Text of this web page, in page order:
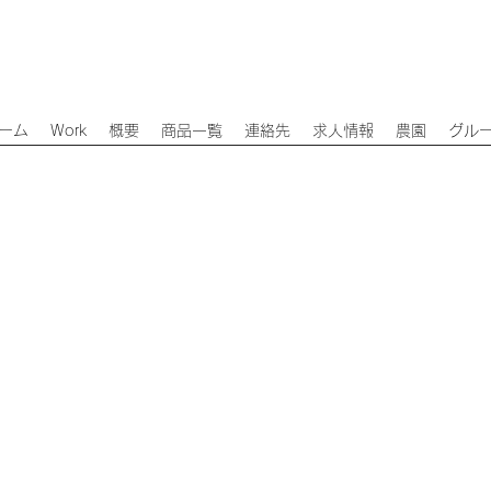
ム Work 概要 商品一覧 連絡先 求人情報 農園 グル